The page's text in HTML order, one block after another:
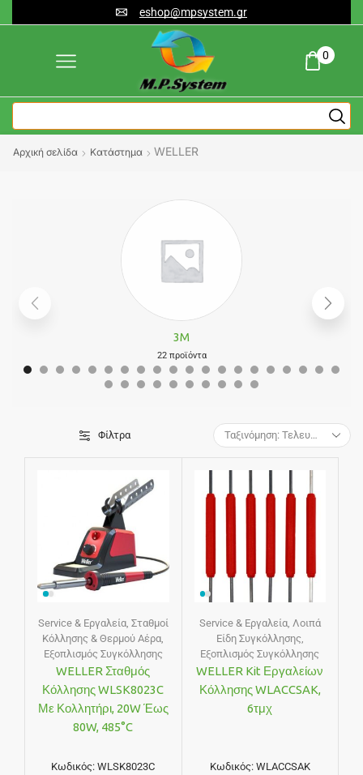
eshop@mpsystem.gr
0
Αρχική σελίδα Κατάστημα WELLER
3M
22 προϊόντα
Φίλτρα
Service & Εργαλεία, Σταθμοί
Κόλλησης & Θερμού Αέρα
Εξοπλισμός Συγκόλλησης
WELLER Σταθμός
Κόλλησης WLSK8023C
Με Κολλητήρι, 20W Έως
80W, 485°C
Κωδικός:WLSK8023C
Service & Εργαλεία, Λοιπά
Είδη Συγκόλλησης,
Εξοπλισμός Συγκόλλησης
WELLER Kit Εργαλείων
Κόλλησης WLACCSAK,
6τμχ
Κωδικός: WLACCSAK